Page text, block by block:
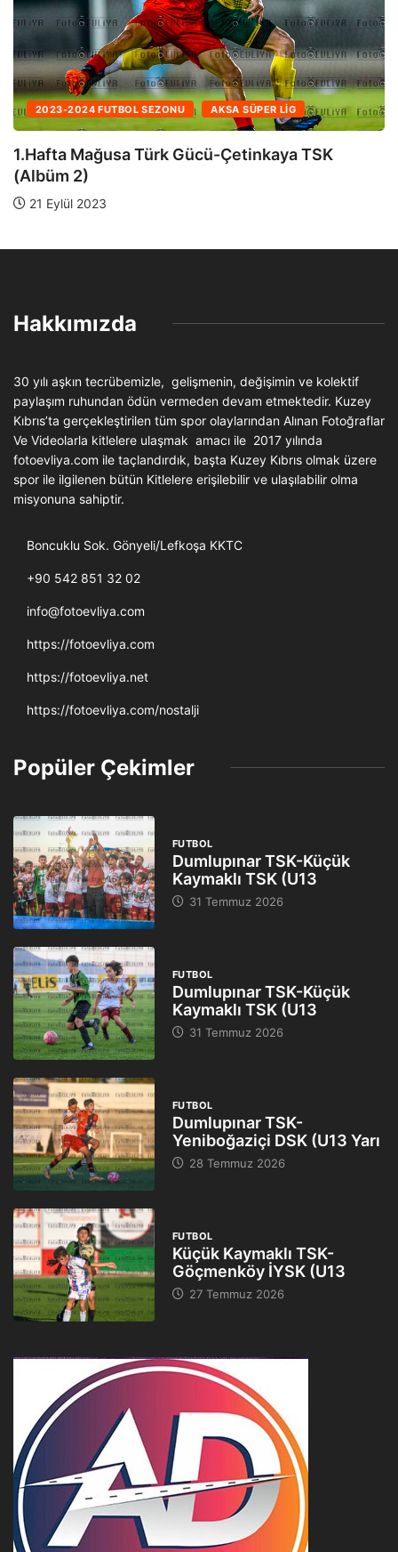
2023-2024 FUTBOL SEZONU AKSA SÜPER LIG
1.Hafta Mağusa Türk Gücü-Çetinkaya TSK
(Albüm 1)
21 Eylül 2023
Hakkımızda
30 yılı aşkın tecrübemizle, gelişmenin, değişimin ve kolektif
paylaşım ruhundan ödün vermeden devam etmektedir. Kuzey
Kıbrıs’ta gerçekleştirilen tüm spor olaylarından Alınan Fotoğraflar
Ve Videolarla kitlelere ulaşmak amacı ile 2017 yılında
fotoevliya.com ile taçlandırdık, başta Kuzey Kıbrıs olmak üzere
spor ile ilgilenen bütün Kitlelere erişilebilir ve ulaşılabilir olma
misyonuna sahiptir.
Boncuklu Sok. Gönyeli/Lefkoşa KKTC
+90 542 851 32 02
info@fotoevliya.com
https://fotoevliya.com
https://fotoevliya.net
https://fotoevliya.com/nostalji
Popüler Çekimler
FUTBOL
Dumlupınar TSK-Küçük
Kaymaklı TSK (U13
31 Temmuz 2026
FUTBOL
Dumlupınar TSK-Küçük
Kaymaklı TSK (U13
31 Temmuz 2026
FUTBOL
Dumlupınar TSK-
Yeniboğaziçi DSK (U13 Yarı
28 Temmuz 2026
FUTBOL
Küçük Kaymaklı TSK-
Göçmenköy İYSK (U13
27 Temmuz 2026